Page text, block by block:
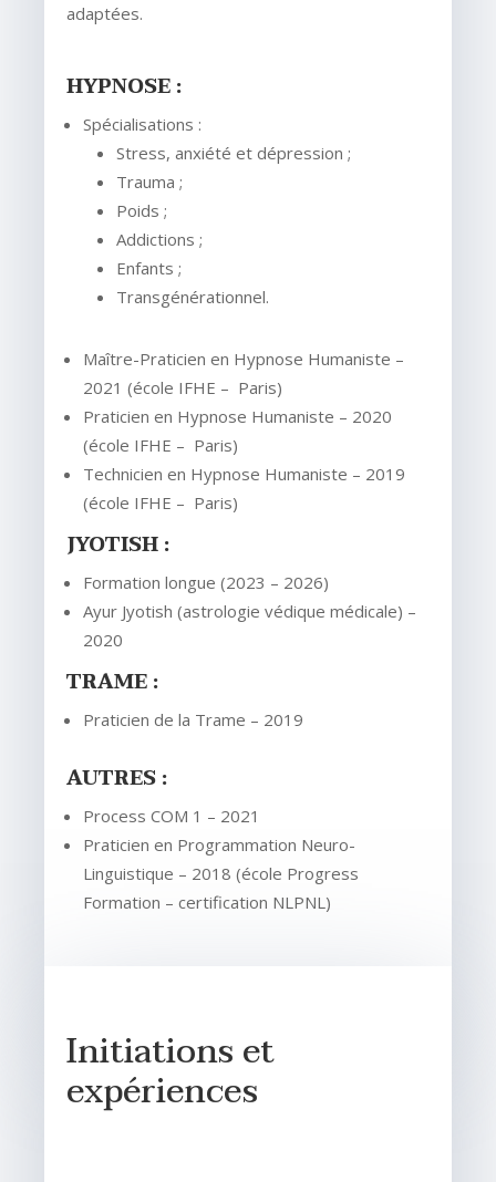
adaptées.
HYPNOSE :
Spécialisations :
Stress, anxiété et dépression ;
Trauma ;
Poids ;
Addictions ;
Enfants ;
Transgénérationnel.
Maître-Praticien en Hypnose Humaniste –
2021 (école IFHE – Paris)
Praticien en Hypnose Humaniste – 2020
(école IFHE – Paris)
Technicien en Hypnose Humaniste – 2019
(école IFHE – Paris)
JYOTISH :
Formation longue (2023 – 2026)
Ayur Jyotish (astrologie védique médicale) –
2020
TRAME :
Praticien de la Trame – 2019
AUTRES :
Process COM 1 – 2021
Praticien en Programmation Neuro-
Linguistique – 2018 (école Progress
Formation – certification NLPNL)
Initiations et
expériences